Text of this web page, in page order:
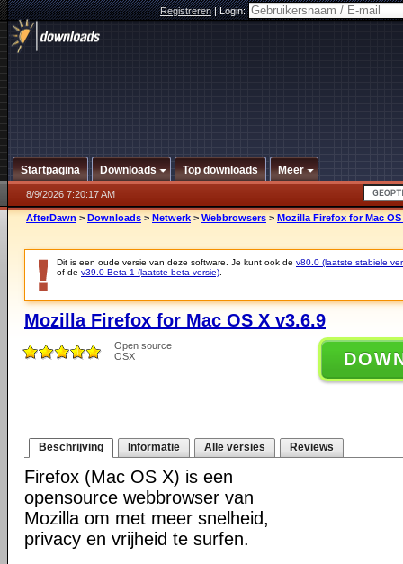
Registreren|Login:
Startpagina Downloads Top downloads Meer
8/9/2026 7:20:17 AM
AfterDawn > Downloads > Netwerk > Webbrowsers > Mozilla Firefox for Mac OS
Dit is een oude versie van deze software. Je kunt ook de v80.0 (laatste stabiele
of de v39.0 Beta 1 (laatste beta versie)
Mozilla Firefox for Mac OS X v3.6.9
Open source
OSX
Beschrijving Informatie Alle versies Reviews
Firefox (Mac OS X) is een
opensource webbrowser van
Mozilla om met meer snelheid,
privacy en vrijheid te surfen.